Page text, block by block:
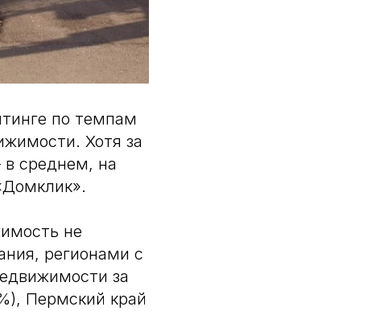
по темпам
Хотя за
в среднем, на
не
регионами с
за
Пермский край